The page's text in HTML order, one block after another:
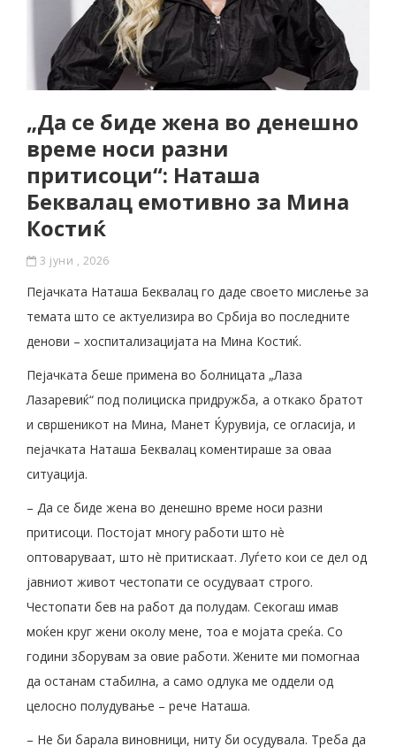
„Да се ​​биде жена во денешно
време носи разни
притисоци“: Наташа
Беквалац емотивно за Мина
Костиќ
3 јуни , 2026
Пејачката Наташа Беквалац го даде своето мислење за
темата што се актуелизира во Србија во последните
денови – хоспитализацијата на Мина Костиќ.
Пејачката беше примена во болницата „Лаза
Лазаревиќ“ под полициска придружба, а откако братот
и свршеникот на Мина, Манет Ќурувија, се огласија, и
пејачката Наташа Беквалац коментираше за оваа
ситуација.
– Да се ​​биде жена во денешно време носи разни
притисоци. Постојат многу работи што нè
оптоваруваат, што нè притискаат. Луѓето кои се дел од
јавниот живот честопати се осудуваат строго.
Честопати бев на работ да полудам. Секогаш имав
моќен круг жени околу мене, тоа е мојата среќа. Со
години зборувам за овие работи. Жените ми помогнаа
да останам стабилна, а само одлука ме оддели од
целосно полудување – рече Наташа.
– Не би барала виновници, ниту би осудувала. Треба да